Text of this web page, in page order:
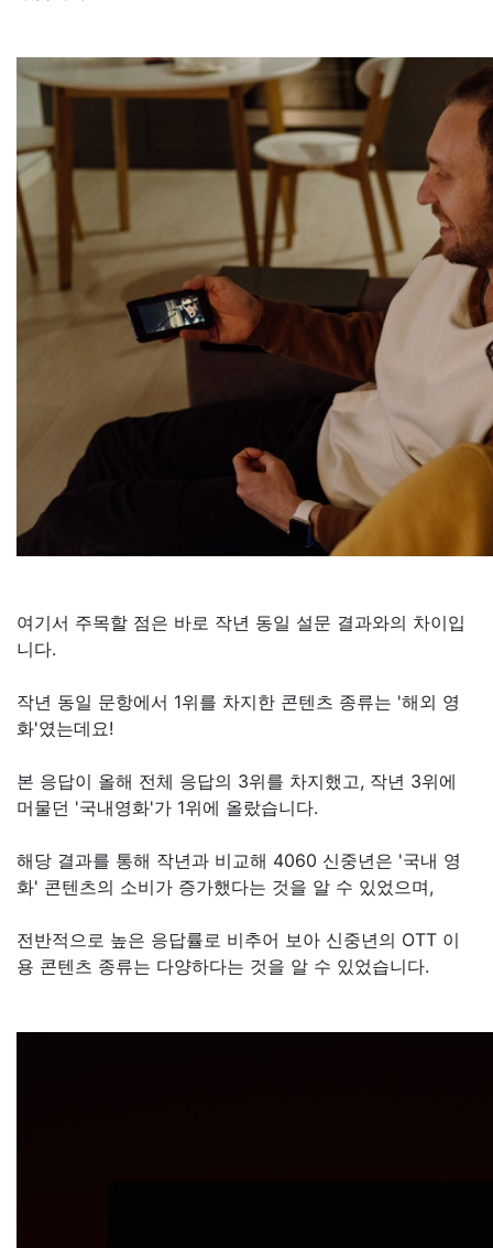
여기서 주목할 점은 바로 작년 동일 설문 결과와의 차이입
니다.
작년 동일 문항에서 1위를 차지한 콘텐츠 종류는 '해외 영
화'였는데요!
본 응답이 올해 전체 응답의 3위를 차지했고, 작년 3위에
머물던 '국내영화'가 1위에 올랐습니다.
해당 결과를 통해 작년과 비교해 4060 신중년은 '국내 영
화' 콘텐츠의 소비가 증가했다는 것을 알 수 있었으며,
전반적으로 높은 응답률로 비추어 보아 신중년의 OTT 이
용 콘텐츠 종류는 다양하다는 것을 알 수 있었습니다.